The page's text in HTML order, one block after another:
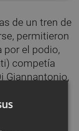
de un tren de
permitieron
por el podio,
competía
Giannantonio,
El
(KTM) se
mejor ritmo